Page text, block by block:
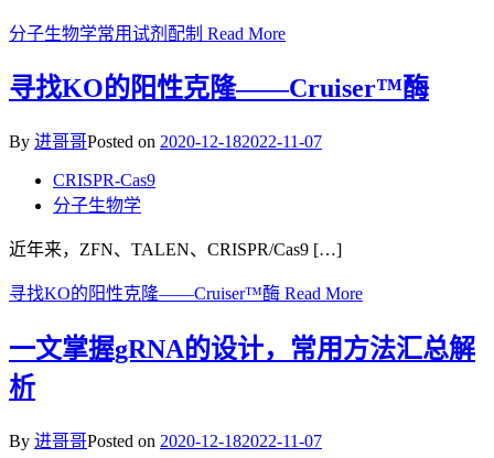
分子生物学常用试剂配制 Read More
寻找KO的阳性克隆——Cruiser™酶
By 进哥哥Posted on 2020-12-182022-11-07
CRISPR-Cas9
分子生物学
近年来，ZFN、TALEN、CRISPR/Cas9 […]
寻找KO的阳性克隆——Cruiser™酶 Read More
一文掌握gRNA的设计，常用方法汇总解
析
By 进哥哥Posted on 2020-12-182022-11-07